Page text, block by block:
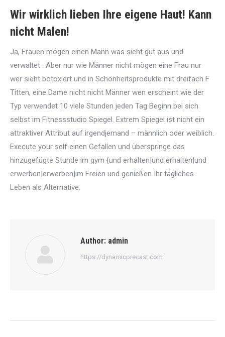
Wir wirklich lieben Ihre eigene Haut! Kann
nicht Malen!
Ja, Frauen mögen einen Mann was sieht gut aus und
verwaltet . Aber nur wie Männer nicht mögen eine Frau nur
wer sieht botoxiert und in Schönheitsprodukte mit dreifach F
Titten, eine Dame nicht nicht Männer wen erscheint wie der
Typ verwendet 10 viele Stunden jeden Tag Beginn bei sich
selbst im Fitnessstudio Spiegel. Extrem Spiegel ist nicht ein
attraktiver Attribut auf irgendjemand – männlich oder weiblich.
Execute your self einen Gefallen und überspringe das
hinzugefügte Stunde im gym {und erhalten|und erhalten|und
erwerben|erwerben|im Freien und genießen Ihr tägliches
Leben als Alternative.
Author: admin
https://dynamicprecast.com